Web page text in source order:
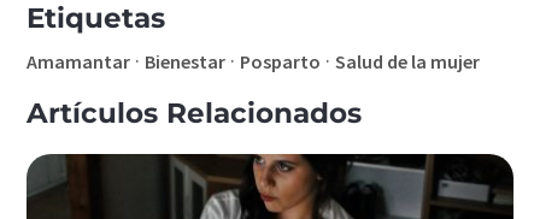
Etiquetas
Amamantar · Bienestar · Posparto ·Salud de la mujer
Artículos Relacionados